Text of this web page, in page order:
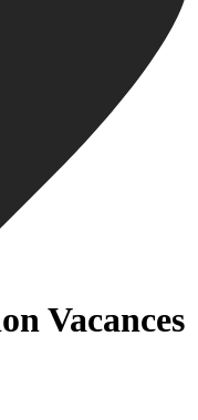
Vacances